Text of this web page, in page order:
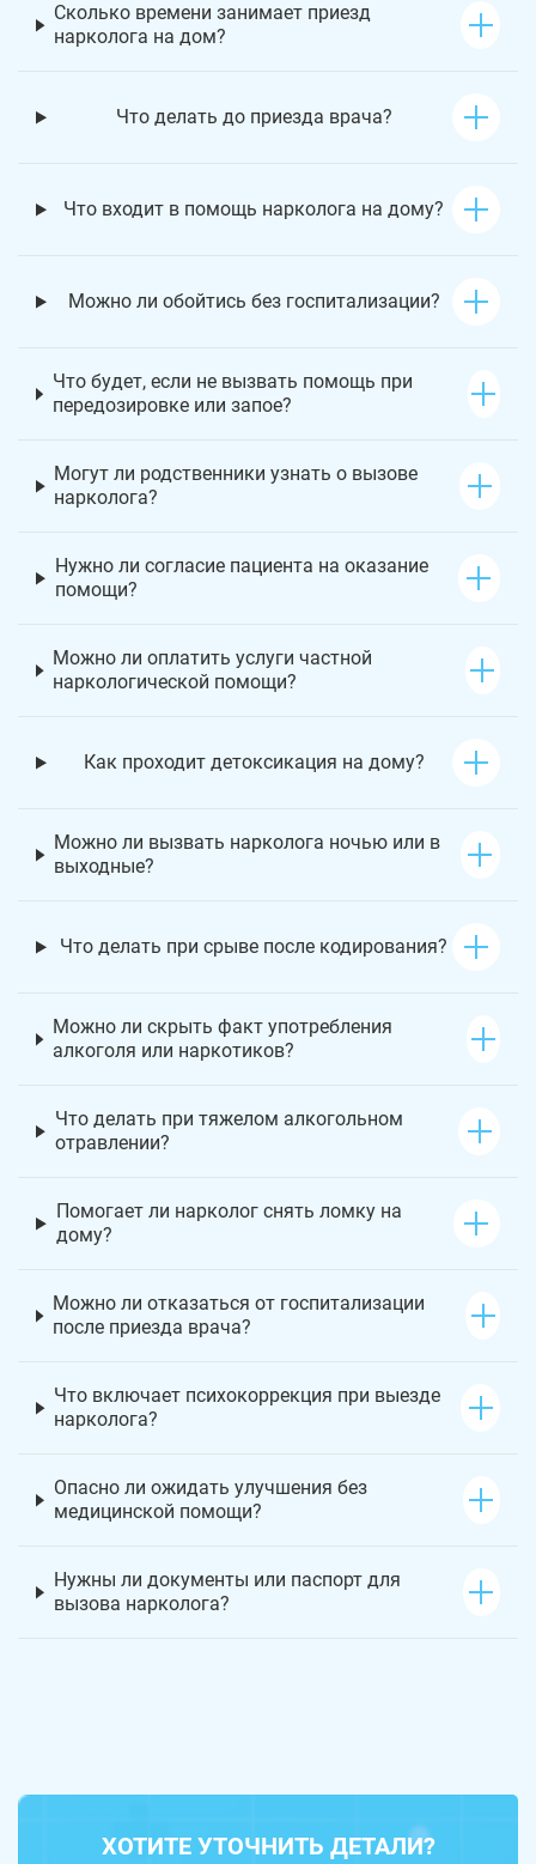
Сколько времени занимает приезд
нарколога на дом?
Что делать до приезда врача?
Что входит в помощь нарколога на дому?
Можно ли обойтись без госпитализации?
Что будет, если не вызвать помощь при
передозировке или запое?
Могут ли родственники узнать о вызове
нарколога?
Нужно ли согласие пациента на оказание
помощи?
Можно ли оплатить услуги частной
наркологической помощи?
Как проходит детоксикация на дому?
Можно ли вызвать нарколога ночью или в
выходные?
Что делать при срыве после кодирования?
Можно ли скрыть факт употребления
алкоголя или наркотиков?
Что делать при тяжелом алкогольном
отравлении?
Помогает ли нарколог снять ломку на
дому?
Можно ли отказаться от госпитализации
после приезда врача?
Что включает психокоррекция при выезде
нарколога?
Опасно ли ожидать улучшения без
медицинской помощи?
Нужны ли документы или паспорт для
вызова нарколога?
ХОТИТЕ УТОЧНИТЬ ДЕТАЛИ?